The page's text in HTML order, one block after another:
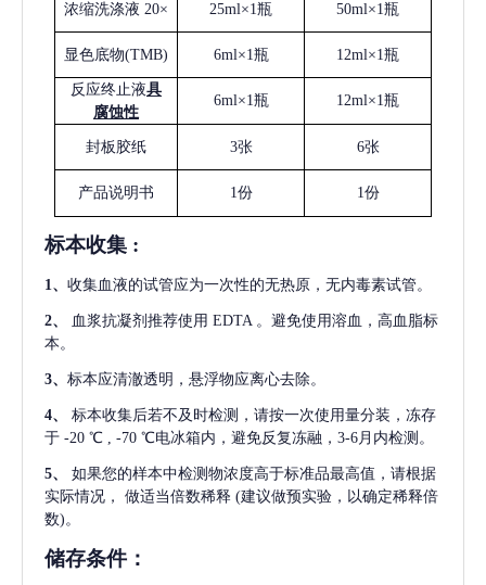
浓缩洗涤液 20× 25ml×1瓶 50ml×1瓶
显色底物(TMB) 6ml×1瓶 12ml×1瓶
反应终止液具
腐蚀性
6ml×1瓶 12ml×1瓶
封板胶纸 3张 6张
产品说明书 1份 1份
标本收集 :
1、 收集血液的试管应为一次性的无热原，无内毒素试管。
2、 血浆抗凝剂推荐使用 EDTA 。避免使用溶血，高血脂标
本。
3、 标本应清澈透明，悬浮物应离心去除。
4、
标本收集后若不及时检测，请按一次使用量分装，冻存
于 -20 ℃ , -70 ℃电冰箱内，避免反复冻融，3-6月内检测。
5、
如果您的样本中检测物浓度高于标准品最高值，请根据
实际情况，
做适当倍数稀释 (建议做预实验，以确定稀释倍
数)。
储存条件：